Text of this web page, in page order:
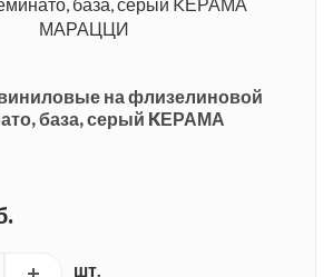
на флизелиновой
база, серый KЕРАМА
шт.